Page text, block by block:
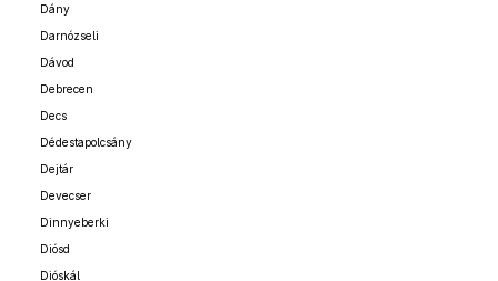
Dány
Darnózseli
Dávod
Debrecen
Decs
Dédestapolcsány
Dejtár
Devecser
Dinnyeberki
Diósd
Dióskál